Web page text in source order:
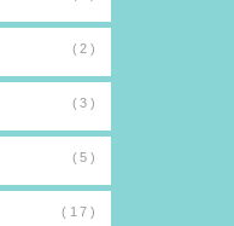
(2)
(3)
(5)
(17)